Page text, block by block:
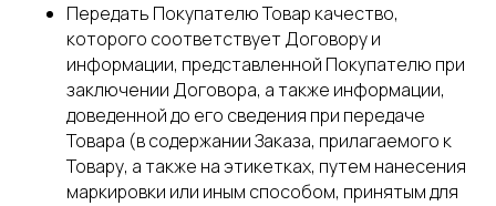
Передать Покупателю Товар качество,
которого соответствует Договору и
информации, представленной Покупателю при
заключении Договора, а также информации,
доведенной до его сведения при передаче
Товара (в содержании Заказа, прилагаемого к
Товару, а также на этикетках, путем нанесения
маркировки или иным способом, принятым для